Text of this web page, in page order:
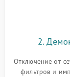
2.
Отключение от
фильтров и